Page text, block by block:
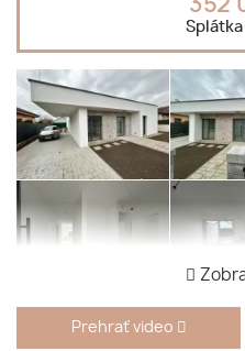
352
Prehrať video